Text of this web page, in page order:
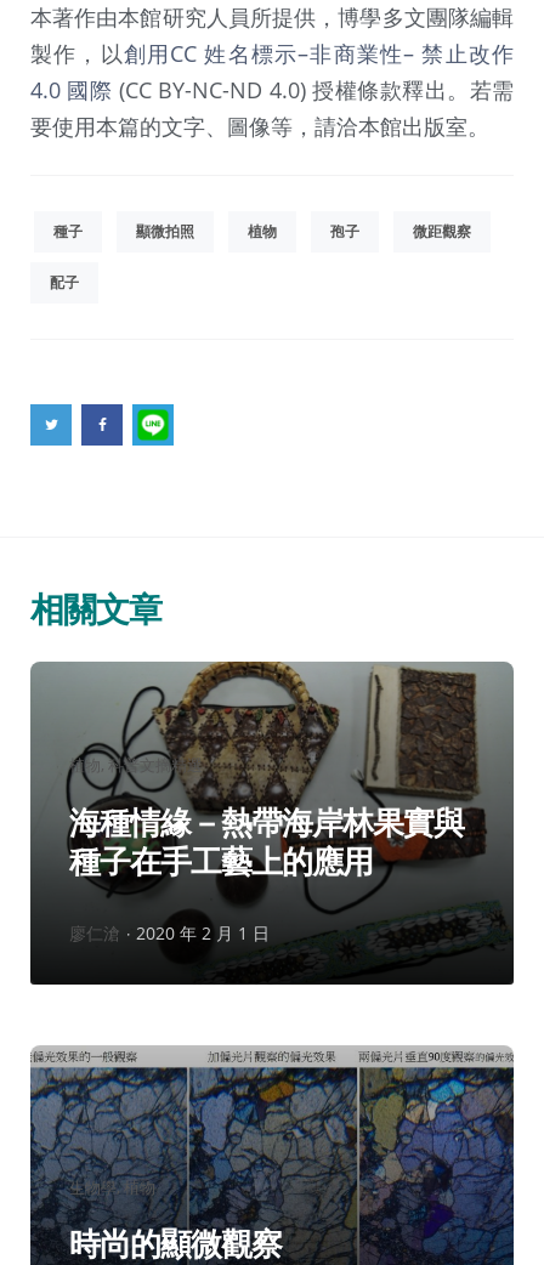
本著作由本館研究人員所提供，博學多文團隊編輯
製作，以創用CC 姓名標示–非商業性– 禁止改作
4.0 國際 (CC BY-NC-ND 4.0) 授權條款釋出。若需
要使用本篇的文字、圖像等，請洽本館出版室。
種子 顯微拍照 植物 孢子 微距觀察
配子
相關文章
分
類：
植物 科普文摘精選
海種情緣－熱帶海岸林果實與
種子在手工藝上的應用
作
廖仁滄 2020 年 2 月 1 日
分
類：
生物學 植物
時尚的顯微觀察